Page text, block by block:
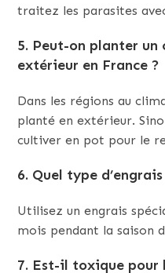
traitez les parasites
5. Peut-on planter un
extérieur en France ?
Dans les régions au
planté en extérieur.
cultiver en pot pour le
6. Quel type
Utilisez un engrais
mois pendant la saison
7. Est-il toxique pour